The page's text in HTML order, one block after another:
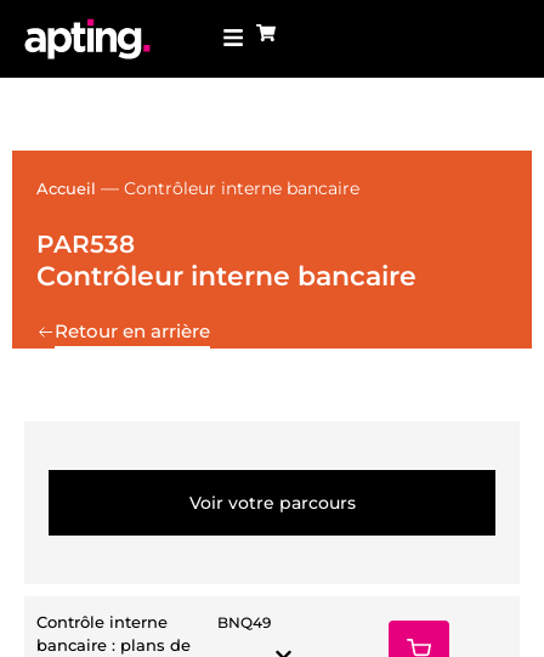
Accueil — Contrôleur interne bancaire
PAR538
Contrôleur interne bancaire
Retour en arrière
Contrôle interne
bancaire : plans de
BNQ49
Voir votre parcours